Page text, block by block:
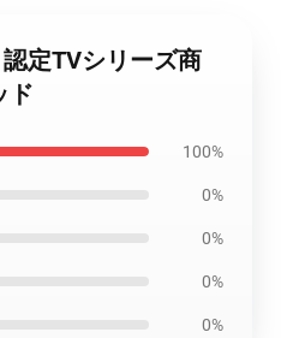
定TVシリーズ商
ド
100%
0%
0%
0%
0%